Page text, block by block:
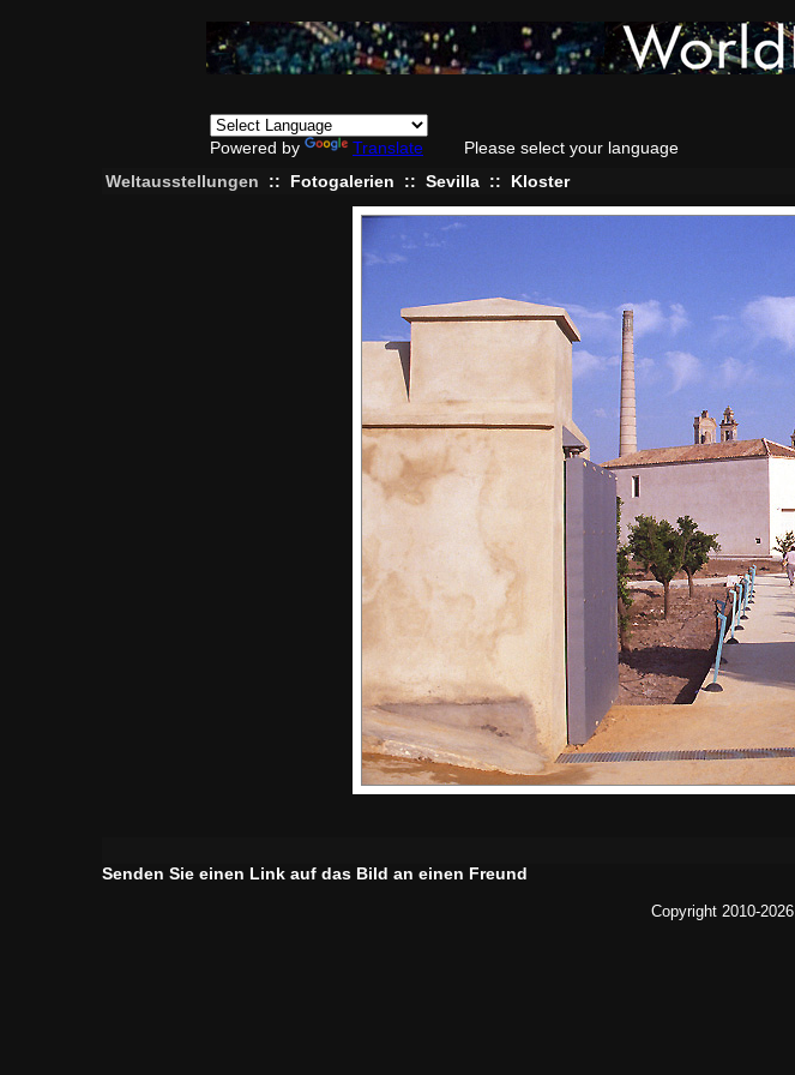
Powered by Translate Please select your language
Weltausstellungen :: Fotogalerien :: Sevilla :: Kloster
Senden Sie einen Link auf das Bild an einen Freund
Copyright 2010-2026